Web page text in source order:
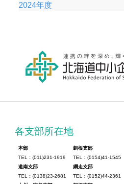
2024年度
各支部所在地
本部
TEL：(011)231-1919
道南支部
TEL：(0138)23-2681
釧根支部
TEL：(0154)41-1545
網走支部
TEL：(0152)44-2361